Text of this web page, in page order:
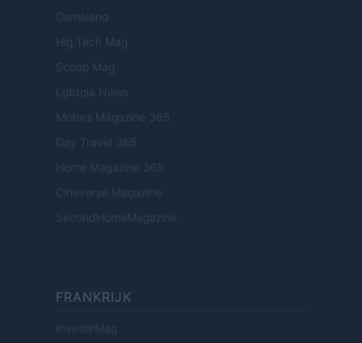
Gameland
Hig Tech Mag
Scoop Mag
Lgbtqia News
Motors Magazine 365
Day Travel 365
Home Magazine 365
Cineverse Magazine
SecondHomeMagazine
FRANKRIJK
InvestirMag